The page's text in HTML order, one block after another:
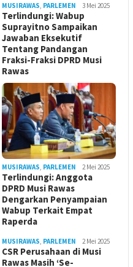
MUSIRAWAS PARLEMEN 3 Mei 2025
Terlindungi: Wabup
Suprayitno Sampaikan
Jawaban Eksekutif
Tentang Pandangan
Fraksi-Fraksi DPRD Musi
Rawas
MUSIRAWAS PARLEMEN 2 Mei 2025
Terlindungi: Anggota
DPRD Musi Rawas
Dengarkan Penyampaian
Wabup Terkait Empat
Raperda
MUSIRAWAS PARLEMEN 2 Mei 2025
CSR Perusahaan di Musi
Rawas Masih ‘Se-